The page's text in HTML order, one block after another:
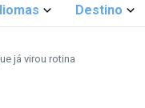
Destino
já virou rotina